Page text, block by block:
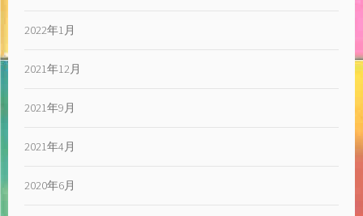
2022年1月
2021年12月
2021年9月
2021年4月
2020年6月